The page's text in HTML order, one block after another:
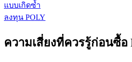
แบบเกิดซ้ำ
ลงทุน POLY
ความเสี่ยงที่ควรรู้ก่อนซื้อ